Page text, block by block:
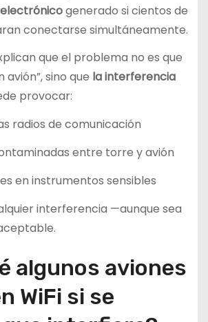
generado si cientos de
conectarse simultáneamente.
que el problema no es que
avión”, sino que la interferencia
provocar:
radios de comunicación
entre torre y avión
en instrumentos sensibles
interferencia —aunque sea
algunos aviones
WiFi si se